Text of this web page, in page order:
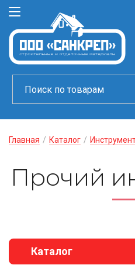
Главная / Каталог /
Прочий
Каталог